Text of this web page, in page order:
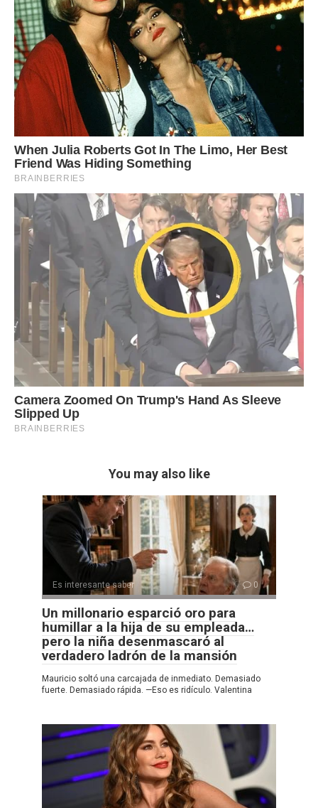
You may also like
Es interesante saber 0
Un millonario esparció oro para
humillar a la hija de su empleada…
pero la niña desenmascaró al
verdadero ladrón de la mansión
Mauricio soltó una carcajada de inmediato. Demasiado
fuerte. Demasiado rápida. —Eso es ridículo. Valentina